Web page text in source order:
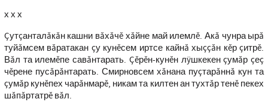
х х х
Çутçанталăкăн кашни вăхăчĕ хăйне май илемлĕ. Акă чунра ырă
туйăмсем вăратакан çу кунĕсем иртсе кайнă хыççăн кĕр çитрĕ.
Вăл та илемĕпе савăнтарать. Çĕрĕн-кунĕн лÿшкекен çумăр çеç
чĕрене пусăрăнтарать. Смирновсем хăнана пуçтарăннă кун та
çумăр кунĕпех чарăнмарĕ, никам та килтен ан тухтăр тенĕ пекех
шăпăртатрĕ вăл.